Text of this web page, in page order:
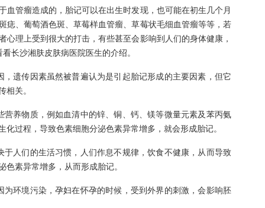
血管瘤造成的，胎记可以在出生时发现，也可能在初生几个月
痣、葡萄酒色斑、草莓样血管瘤、草莓状毛细血管瘤等等，若
心理上受到很大的打击，有些甚至会影响到人们的身体健康，
长沙湘肤皮肤病医院医生的介绍。
，遗传因素虽然被普遍认为是引起胎记形成的主要因素，但它
相关。
营养物质，例如血清中的锌、铜、钙、镁等微量元素及苯丙氨
过程，导致色素细胞分泌色素异常增多，就会形成胎记。
于人们的生活习惯，人们作息不规律，饮食不健康，从而导致
色素异常增多，从而形成胎记。
为环境污染，孕妇在怀孕的时候，受到外界的刺激，会影响胚